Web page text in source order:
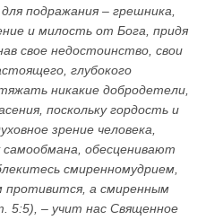
подражания – грешника,
и милость от Бога, придя
свое недостоинство, свои
глубокого
никакие добродетели,
поскольку гордость и
зрение человека,
самообмана, обесценивают
смиренномудрием,
а смиренным
5:5), – учит нас Священное